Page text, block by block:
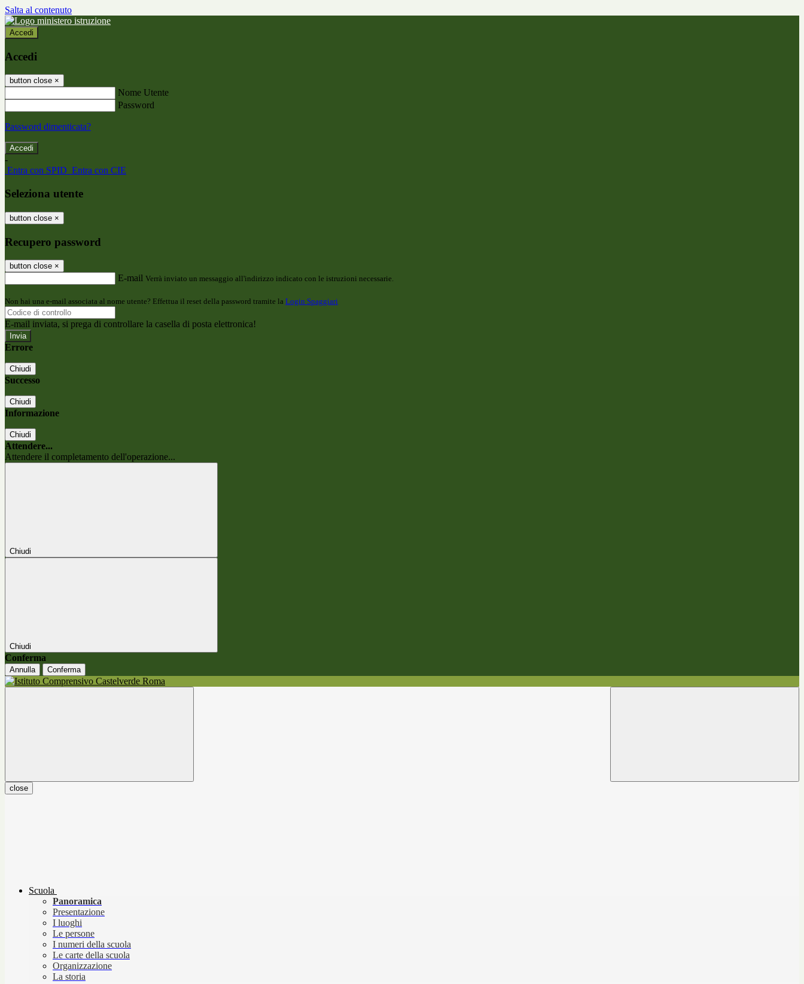
Salta al contenuto
Accedi
Accedi
button close ×
Nome Utente
Password
Password dimenticata?
-
Entra con SPID Entra con CIE
Seleziona utente
button close ×
Recupero password
button close ×
E-mail Verrà inviato un messaggio all'indirizzo indicato con le istruzioni necessarie.
Non hai una e-mail associata al nome utente? Effettua il reset della password tramite la Login Spaggiari
E-mail inviata, si prega di controllare la casella di posta elettronica!
Errore
Chiudi
Successo
Chiudi
Informazione
Chiudi
Attendere...
Attendere il completamento dell'operazione...
Chiudi
Chiudi
Conferma
Annulla Conferma
close
Scuola
Panoramica
Presentazione
I luoghi
Le persone
I numeri della scuola
Le carte della scuola
Organizzazione
La storia